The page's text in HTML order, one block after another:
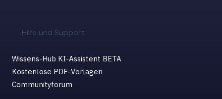
Hilfe und Support
Wissens-Hub KI-Assistent BETA
Kostenlose PDF-Vorlagen
Communityforum